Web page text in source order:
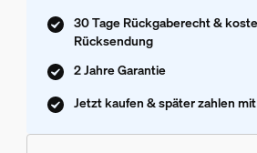
30 Tage Rückgaberecht &
Rücksendung
2 Jahre Garantie
Jetzt kaufen & später zahlen